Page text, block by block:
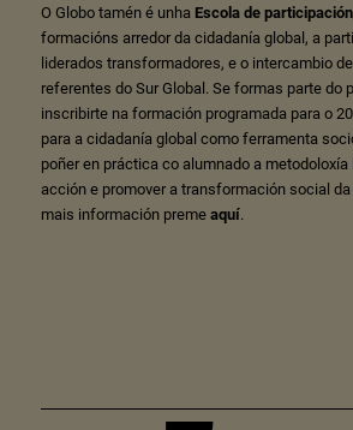
O Globo tamén é unha Escola de participación
formacións arredor da cidadanía global, a
liderados transformadores, e o intercambio
referentes do Sur Global. Se formas parte do
inscribirte na formación programada para o
para a cidadanía global como ferramenta
poñer en práctica co alumnado a
acción e promover a transformación social
mais información preme aquí.